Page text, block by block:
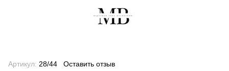
Артикул: 28/44 Оставить отзыв